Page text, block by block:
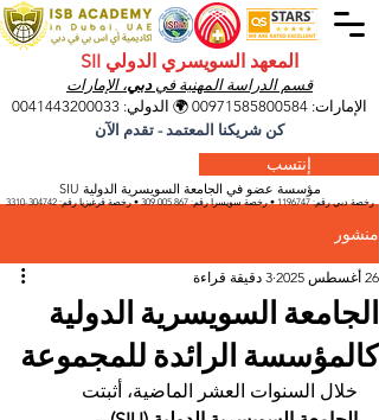
المعهد السويسري الدولي SII
قسم الدراسة المهنية فيدبي، الإمارات
إنتسب
مؤسسة عضو في الجامعة السويسرية الدولية SIU
رخصة دبي رقم:1196747• رخصة سويسرا رقم:309.005.867• رخصة قرغيزيارقم:304742-3310
الإمارات: 00971585800584 🌍 الدولي: 0041443200033
كن شريكنا المعتمد - تقدم الآن
منشور
الجامعة السويسرية الدولية
كالمؤسسة الرائدة للمجموعة
26 أغسطس 2025 3 دقيقة قراءة
خلال السنوات العشر الماضية، أثبتت